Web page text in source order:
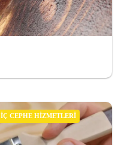
İÇ CEPHE HIZMETLERI